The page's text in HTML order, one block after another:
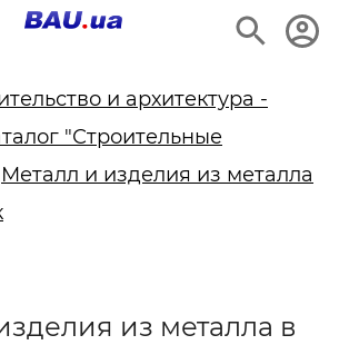
и архитектура -
"Строительные
Металл и изделия из металла
из металла в